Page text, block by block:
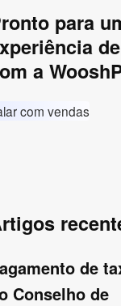
para
a
com vendas
de
Conselho de